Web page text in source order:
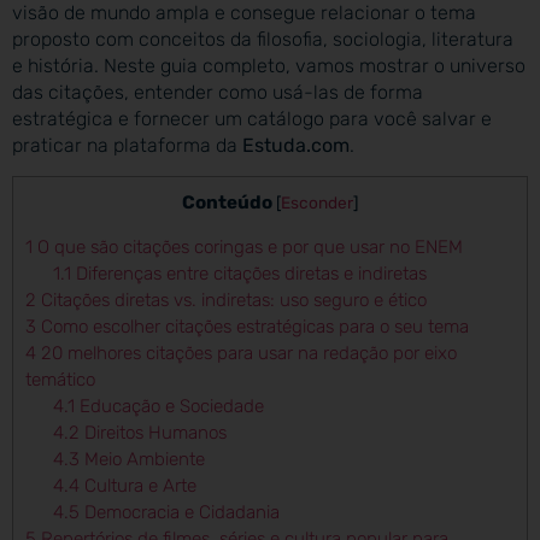
visão de mundo ampla e consegue relacionar o tema
proposto com conceitos da filosofia, sociologia, literatura
e história. Neste guia completo, vamos mostrar o universo
das citações, entender como usá-las de forma
estratégica e fornecer um catálogo para você salvar e
praticar na plataforma da Estuda.com
Conteúdo [Esconder]
1 O que são citações coringas e por que usar no ENEM
1.1 Diferenças entre citações diretas e indiretas
2 Citações diretas vs. indiretas: uso seguro e ético
3 Como escolher citações estratégicas para o seu tema
4 20 melhores citações para usar na redação por eixo
temático
4.1 Educação e Sociedade
4.2 Direitos Humanos
4.3 Meio Ambiente
4.4 Cultura e Arte
4.5 Democracia e Cidadania